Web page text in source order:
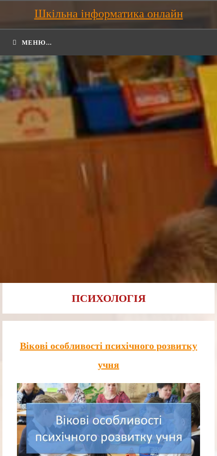
Шкільна інформатика онлайн
МЕНЮ...
ПСИХОЛОГІЯ
Вікові особливості психічного розвитку
учня